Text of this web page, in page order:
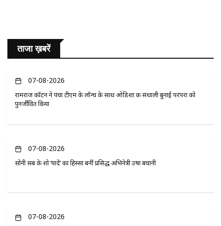
ताजा ख़बरें
07-08-2026
रामराज कॉटन ने पंचा टीएम के लॉन्च के साथ ओडिशा की संथाली बुनाई परंपरा को
पुनर्जीवित किया
07-08-2026
सोनी सब के शो ‘यादें’ का हिस्सा बनीं प्रसिद्ध अभिनेत्री उषा बचानी
07-08-2026